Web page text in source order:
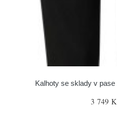
Kalhoty se sklady v
3 749